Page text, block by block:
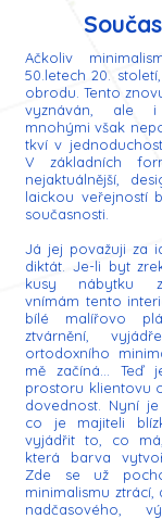
Ačkoliv
50.letech 20.
obrodu. Tento
vyznáván, ale i
mnohými však
tkví v
V základních
nejaktuálnější,
laickou veřejností
současnosti.
Já jej považuji za
diktát. Je-li byt
kusy nábytku
vnímám tento
bílé malířovo
ztvárnění,
ortodoxního
mě začíná… Teď
prostoru klientovu
dovednost. Nyní
co je majiteli
vyjádřit to, co
která barva
Zde se už
minimalismu
nadčasového,